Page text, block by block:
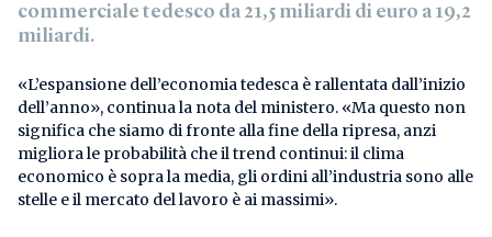
commerciale tedesco da 21,5 miliardi di euro a 19,2
miliardi.
«L’espansione dell’economia tedesca è rallentata dall’inizio
dell’anno», continua la nota del ministero. «Ma questo non
significa che siamo di fronte alla fine della ripresa, anzi
migliora le probabilità che il trend continui: il clima
economico è sopra la media, gli ordini all’industria sono alle
stelle e il mercato del lavoro è ai massimi».